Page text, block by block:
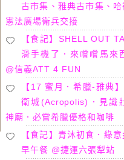
古市集、雅典古市集、哈
憲法廣場衛兵交接
【食記】SHELL OUT
滑手機了．來嚐嚐馬來
@信義ATT 4 FUN
【17 蜜月．希臘-雅典
衛城(Acropolis)．見識
神廟．必嘗希臘優格和咖啡
【食記】青沐初食．綠
早午餐 @捷運六張犁站